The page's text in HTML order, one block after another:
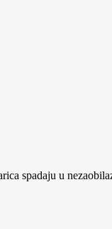
spadaju u